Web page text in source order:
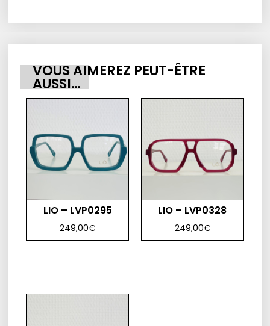
VOUS AIMEREZ PEUT-ÊTRE
AUSSI…
LIO – LVP0295
249,00€
LIO – LVP0328
249,00€